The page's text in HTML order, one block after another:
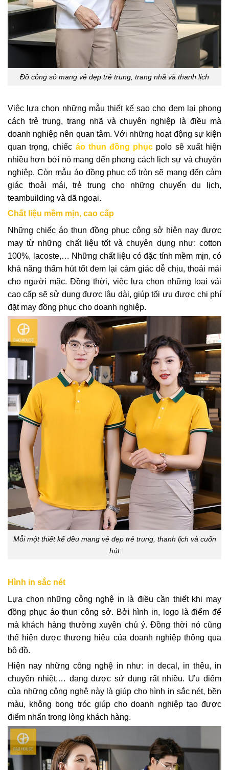
Đồ công sở mang vẻ đẹp trẻ trung, trang nhã và thanh lịch
Việc lựa chọn những mẫu thiết kế sao cho đem lại phong
cách trẻ trung, trang nhã và chuyên nghiệp là điều mà
doanh nghiệp nên quan tâm. Với những hoạt động sự kiện
quan trọng, chiếc áo thun đồng phục polo sẽ xuất hiện
nhiều hơn bởi nó mang đến phong cách lịch sự và chuyên
nghiệp. Còn mẫu áo đồng phục cổ tròn sẽ mang đến cảm
giác thoải mái, trẻ trung cho những chuyến du lịch,
teambuilding và dã ngoại.
Chất liệu mềm mịn, cao cấp
Những chiếc áo thun đồng phục công sở hiện nay được
may từ những chất liệu tốt và chuyên dụng như: cotton
100%, lacoste,… Những chất liệu có đặc tính mềm mịn, có
khả năng thấm hút tốt đem lại cảm giác dễ chịu, thoải mái
cho người mặc. Đồng thời, việc lựa chọn những loại vải
cao cấp sẽ sử dụng được lâu dài, giúp tối ưu được chi phí
đặt may đồng phục cho doanh nghiệp.
Mỗi một thiết kế đều mang vẻ đẹp trẻ trung, thanh lịch và cuốn
hút
Hình in sắc nét
Lựa chọn những công nghệ in là điều cần thiết khi may
đồng phục áo thun công sở. Bởi hình in, logo là điểm để
mà khách hàng thường xuyên chú ý. Đồng thời nó cũng
thể hiện được thương hiệu của doanh nghiệp thông qua
bộ đồ.
Hiện nay những công nghệ in như: in decal, in thêu, in
chuyển nhiệt,… đang được sử dụng rất nhiều. Ưu điểm
của những công nghệ này là giúp cho hình in sắc nét, bền
màu, không bong tróc giúp cho doanh nghiệp tạo được
điểm nhấn trong lòng khách hàng.